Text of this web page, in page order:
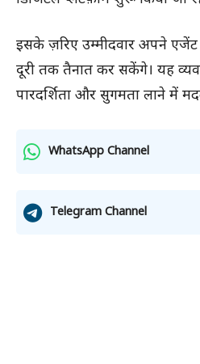
इसके ज़रिए उम्मीदवार अपने
दूरी तक तैनात कर सकेंगे। यह
पारदर्शिता और सुगमता लाने में
WhatsApp Channel
Telegram Channel